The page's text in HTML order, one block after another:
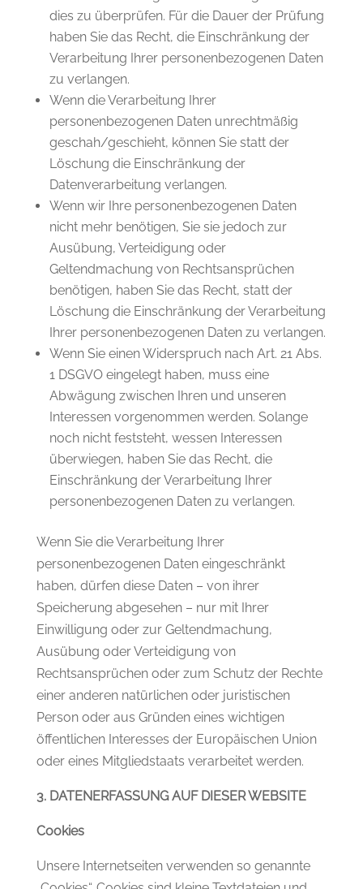
dies zu überprüfen. Für die Dauer der Prüfung
haben Sie das Recht, die Einschränkung der
Verarbeitung Ihrer personenbezogenen Daten
zu verlangen.
Wenn die Verarbeitung Ihrer
personenbezogenen Daten unrechtmäßig
geschah/geschieht, können Sie statt der
Löschung die Einschränkung der
Datenverarbeitung verlangen.
Wenn wir Ihre personenbezogenen Daten
nicht mehr benötigen, Sie sie jedoch zur
Ausübung, Verteidigung oder
Geltendmachung von Rechtsansprüchen
benötigen, haben Sie das Recht, statt der
Löschung die Einschränkung der Verarbeitung
Ihrer personenbezogenen Daten zu verlangen.
Wenn Sie einen Widerspruch nach Art. 21 Abs.
1 DSGVO eingelegt haben, muss eine
Abwägung zwischen Ihren und unseren
Interessen vorgenommen werden. Solange
noch nicht feststeht, wessen Interessen
überwiegen, haben Sie das Recht, die
Einschränkung der Verarbeitung Ihrer
personenbezogenen Daten zu verlangen.
Wenn Sie die Verarbeitung Ihrer
personenbezogenen Daten eingeschränkt
haben, dürfen diese Daten – von ihrer
Speicherung abgesehen – nur mit Ihrer
Einwilligung oder zur Geltendmachung,
Ausübung oder Verteidigung von
Rechtsansprüchen oder zum Schutz der Rechte
einer anderen natürlichen oder juristischen
Person oder aus Gründen eines wichtigen
öffentlichen Interesses der Europäischen Union
oder eines Mitgliedstaats verarbeitet werden.
3. DATENERFASSUNG AUF DIESER WEBSITE
Cookies
Unsere Internetseiten verwenden so genannte